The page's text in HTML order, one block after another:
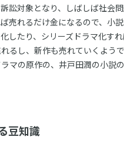
訟対象となり、しばしば社会
売れるだけ金になるので、小
したり、シリーズドラマ化す
るし、新作も売れていくよう
マの原作の、井戸田潤の小説
豆知識